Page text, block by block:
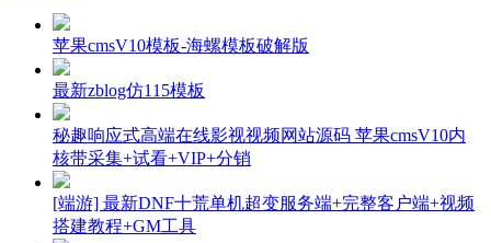
苹果cmsV10模板-海螺模板破解版
最新zblog仿115模板
秘趣响应式高端在线影视视频网站源码 苹果cmsV10内
核带采集+试看+VIP+分销
[端游] 最新DNF十荒单机超变服务端+完整客户端+视频
搭建教程+GM工具